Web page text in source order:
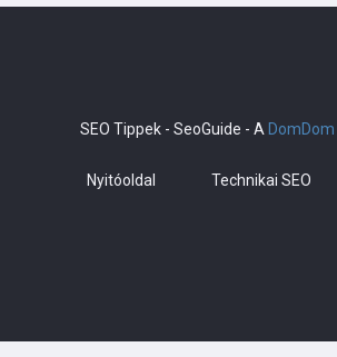
SEO Tippek - SeoGuide - A DomDom
Nyitóoldal Technikai SEO